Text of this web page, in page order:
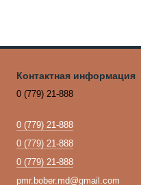
Контактная информация
0 (779) 21-888
0 (779) 21-888
0 (779) 21-888
0 (779) 21-888
pmr.bober.md@gmail.com